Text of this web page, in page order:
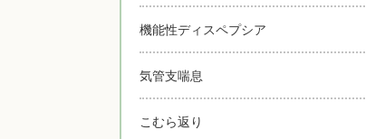
機能性ディスペプシア
気管支喘息
こむら返り